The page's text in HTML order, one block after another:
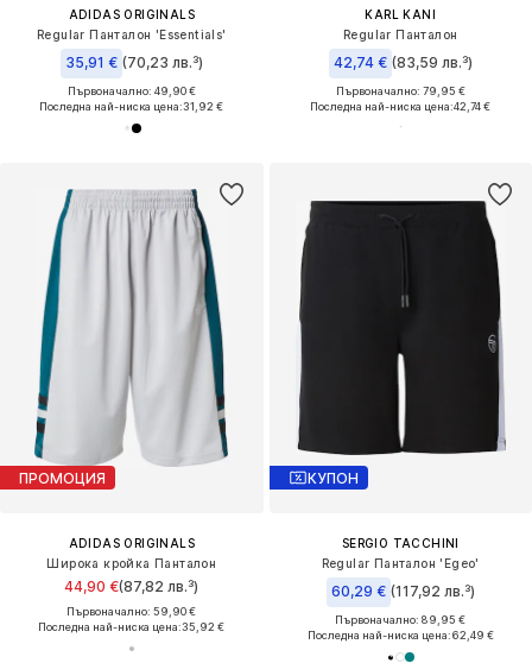
ADIDAS ORIGINALS
Regular Панталон 'Essentials'
35,91 € (70,23 лв.³)
Първоначално: 49,90 €
Последна най-ниска цена:31,92 €
KARL KANI
Regular Панталон
42,74 € (83,59 лв.³)
Първоначално: 79,95 €
Последна най-ниска цена:42,74 €
ПРОМОЦИЯ
ADIDAS ORIGINALS
Широка кройка Панталон
44,90 €(87,82 лв.³)
Първоначално: 59,90 €
Последна най-ниска цена:35,92 €
КУПОН
SERGIO TACCHINI
Regular Панталон 'Egeo'
60,29 € (117,92 лв.³)
Първоначално: 89,95 €
Последна най-ниска цена:62,49 €